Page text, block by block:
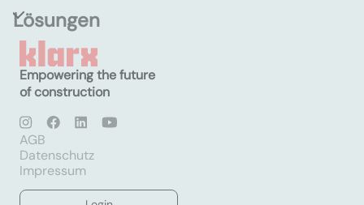
Lösungen
Empowering the future
of construction
AGB
Datenschutz
Impressum